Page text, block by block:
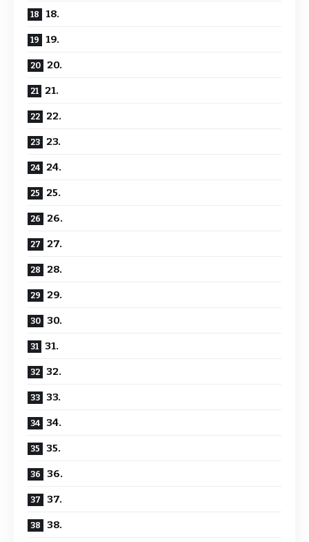
18.
19.
20.
21.
22.
23.
24.
25.
26.
27.
28.
29.
30.
31.
32.
33.
34.
35.
36.
37.
38.